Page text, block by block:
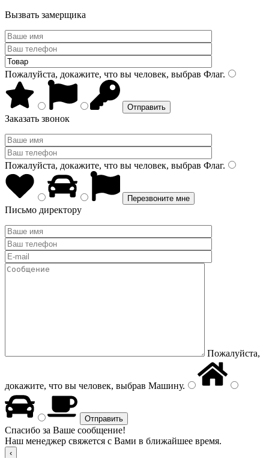
Вызвать замерщика
Пожалуйста, докажите, что вы человек, выбрав Флаг.
Заказать звонок
Пожалуйста, докажите, что вы человек, выбрав Флаг.
Письмо директору
Пожалуйста,
докажите, что вы человек, выбрав Машину.
Спасибо за Ваше сообщение!
Наш менеджер свяжется с Вами в ближайшее время.